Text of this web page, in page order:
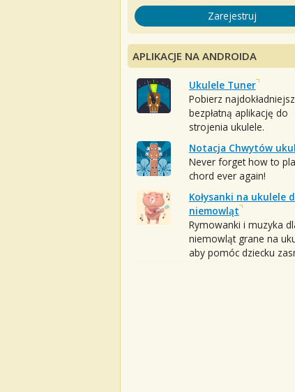
Zarejestruj
APLIKACJE NA ANDROIDA
Ukulele Tuner
Pobierz
bezpłatną aplikację do
strojenia ukulele.
Notacja Chwytów
Never forget how to
chord ever again!
Kołysanki na ukulele
niemowląt
Rymowanki i muzyka
niemowląt grane na
aby pomóc dziecku